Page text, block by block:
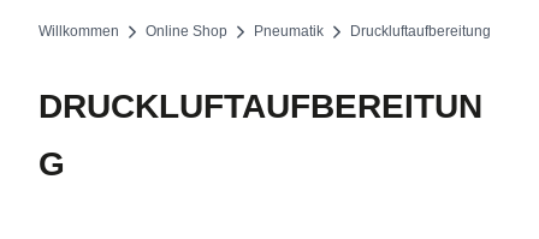
Willkommen Online Shop Pneumatik Druckluftaufbereitung
DRUCKLUFTAUFBEREITUN
G